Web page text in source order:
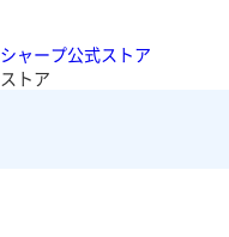
シャープ公式ストア
ストア